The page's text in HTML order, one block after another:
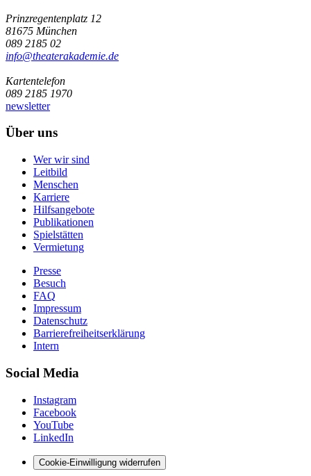
Prinzregentenplatz 12
81675 München
089 2185 02
info@­theaterakademie.de
Kartentelefon
089 2185 1970
newsletter
Über uns
Wer wir sind
Leitbild
Menschen
Karriere
Hilfsangebote
Publikationen
Spielstätten
Vermietung
Presse
Besuch
FAQ
Impressum
Datenschutz
Barrierefreiheitserklärung
Intern
Social Media
Instagram
Facebook
YouTube
LinkedIn
Cookie-Einwilligung widerrufen